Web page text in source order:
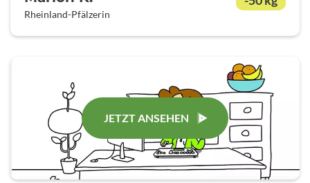
Rheinland-Pfälzerin
JETZT ANSEHEN